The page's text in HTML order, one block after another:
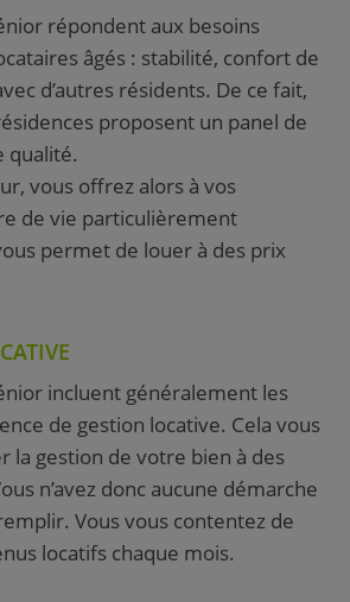
répondent aux besoins
âgés : stabilité, confort de
d’autres résidents. De ce fait,
proposent un panel de
qualité.
vous offrez alors à vos
de vie particulièrement
permet de louer à des prix
incluent généralement les
de gestion locative. Cela vous
la gestion de votre bien à des
n’avez donc aucune démarche
Vous vous contentez de
locatifs chaque mois.